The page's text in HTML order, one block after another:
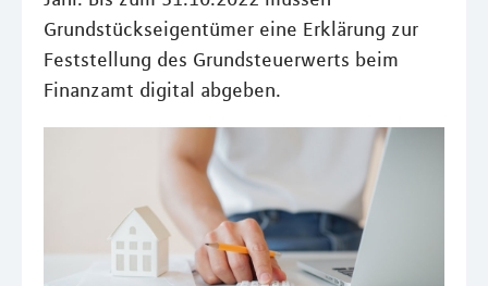
Grundstückseigentümer eine Erklärung zur
Feststellung des Grundsteuerwerts beim
Finanzamt digital abgeben.